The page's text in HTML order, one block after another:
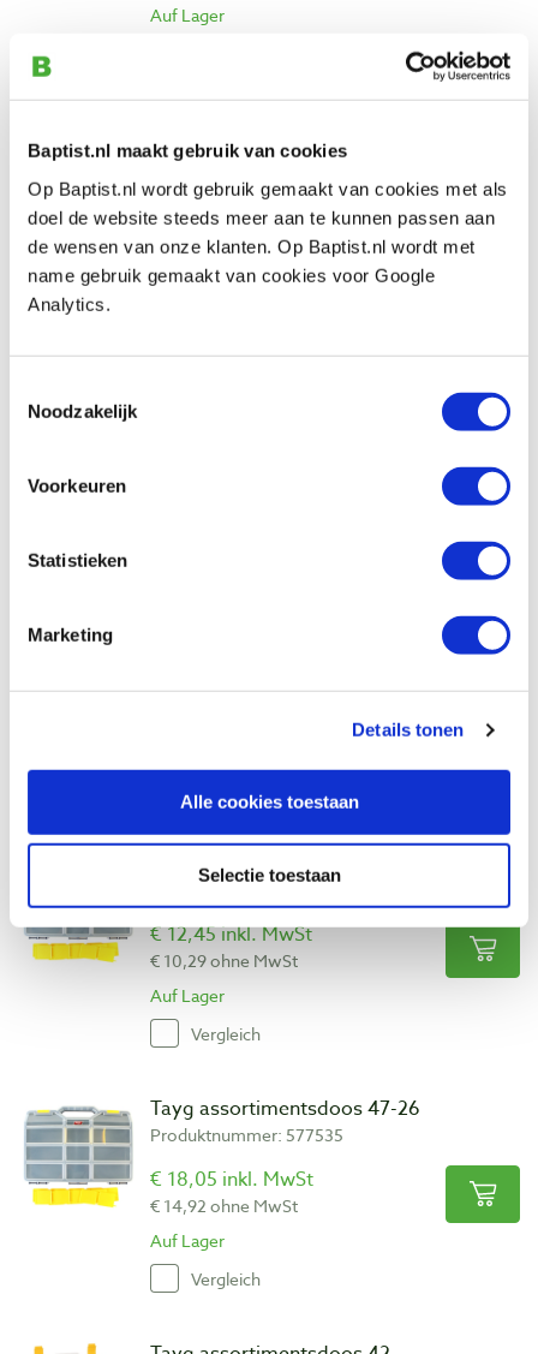
Baptist.nl maakt gebruik van cookies
Op Baptist.nl wordt gebruik gemaakt van cookies met als
doel de website steeds meer aan te kunnen passen aan
de wensen van onze klanten. Op Baptist.nl wordt met
name gebruik gemaakt van cookies voor Google
Analytics.
Noodzakelijk
Voorkeuren
Statistieken
Marketing
Details tonen
Alle cookies toestaan
Selectie toestaan
Auf Lager
Produktnummer: 294668
€ 37,90 inkl. MwSt
€ 31,32 ohne MwSt
Auf Lager
€ 8,10 inkl. MwSt
Tayg assortimentsdoos 46-26
Produktnummer: 574633
€ 12,45 inkl. MwSt
€ 10,29 ohne MwSt
Auf Lager
Vergleich
Tayg assortimentsdoos 47-26
Produktnummer: 577535
€ 18,05 inkl. MwSt
€ 14,92 ohne MwSt
Auf Lager
Vergleich